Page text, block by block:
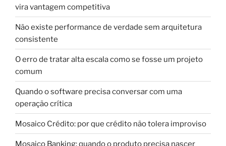
vira vantagem competitiva
Não existe performance de verdade sem arquitetura
consistente
O erro de tratar alta escala como se fosse um projeto
comum
Quando o software precisa conversar com uma
operação crítica
Mosaico Crédito: por que crédito não tolera improviso
Mosaico Banking: quando o produto precisa nascer